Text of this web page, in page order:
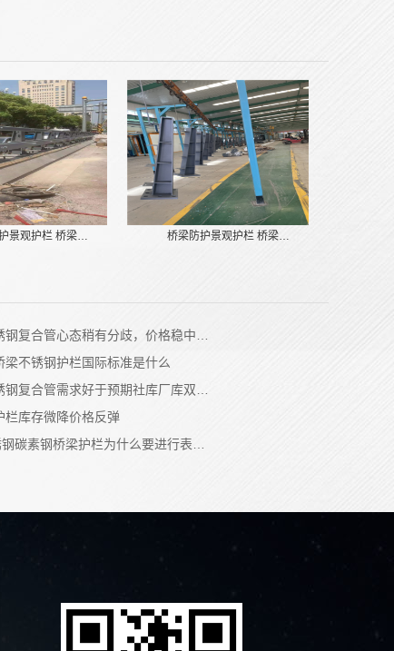
景观护栏 桥梁… 桥梁防护景观护栏 桥梁…
钢复合管心态稍有分歧，价格稳中…
梁不锈钢护栏国际标准是什么
钢复合管需求好于预期社库厂库双…
栏库存微降价格反弹
碳素钢桥梁护栏为什么要进行表…